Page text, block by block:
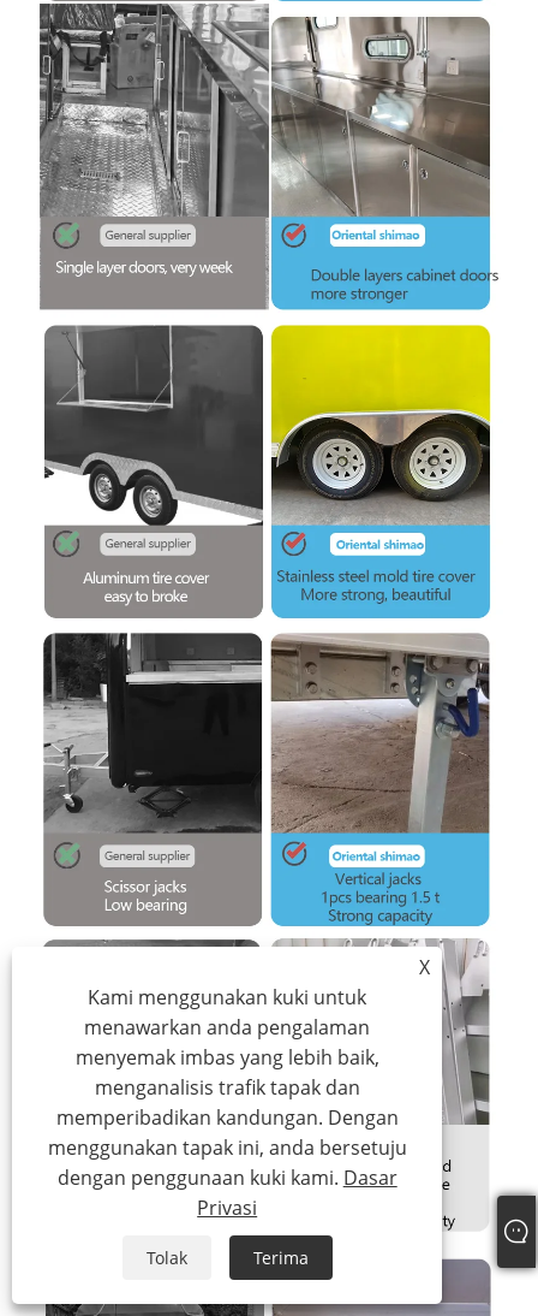
X
Kami menggunakan kuki untuk
menawarkan anda pengalaman
menyemak imbas yang lebih baik,
menganalisis trafik tapak dan
memperibadikan kandungan. Dengan
menggunakan tapak ini, anda bersetuju
dengan penggunaan kuki kami. Dasar
Privasi
Tolak Terima